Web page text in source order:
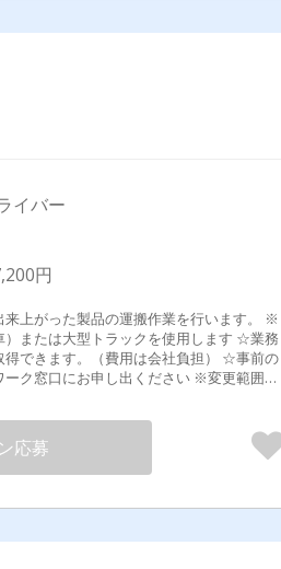
イバー
円
来上がった製品の運搬作業を行います。 ※
たは大型トラックを使用します ☆業務
得できます。（費用は会社負担） ☆事前の
口にお申し出ください ※変更範囲：
用に恵まれなかった方歓迎 試用期間なし
応募